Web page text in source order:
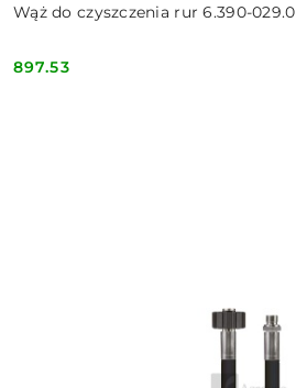
Wąż do czyszczenia rur 6.390-029.0
Cena:
897.53